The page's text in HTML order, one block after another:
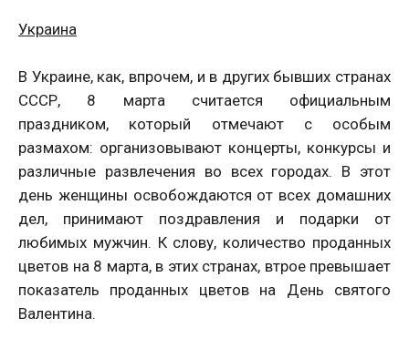
Украина
В Украине, как, впрочем, и в других бывших странах
СССР, 8 марта считается официальным
праздником, который отмечают с особым
размахом: организовывают концерты, конкурсы и
различные развлечения во всех городах. В этот
день женщины освобождаются от всех домашних
дел, принимают поздравления и подарки от
любимых мужчин. К слову, количество проданных
цветов на 8 марта, в этих странах, втрое превышает
показатель проданных цветов на День святого
Валентина.